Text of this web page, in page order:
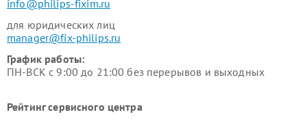
info@philips-fixim.ru
для юридических лиц
manager@fix-philips.ru
График работы:
ПН-ВСК с 9:00 до 21:00 без перерывов и выходных
Рейтинг сервисного центра